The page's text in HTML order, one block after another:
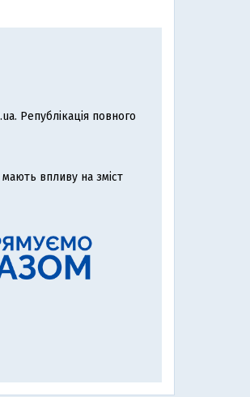
Републікація повного
впливу на зміст